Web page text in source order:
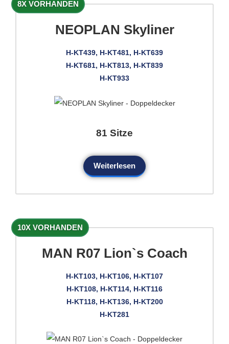
8X VORHANDEN
NEOPLAN Skyliner
H-KT439, H-KT481, H-KT639
H-KT681, H-KT813, H-KT839
H-KT933
81 Sitze
Weiterlesen
10X VORHANDEN
MAN R07 Lion`s Coach
H-KT103, H-KT106, H-KT107
H-KT108, H-KT114, H-KT116
H-KT118, H-KT136, H-KT200
H-KT281